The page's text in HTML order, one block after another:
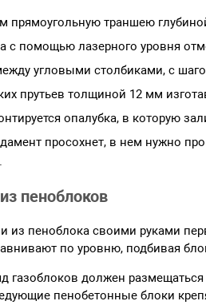
прямоугольную траншею
с помощью лазерного уровня
угловыми столбиками, с
прутьев толщиной 12 мм
опалубка, в которую
просохнет, в нем нужно
пеноблоков
из пеноблока своими руками
по уровню, подбивая
газоблоков должен
пенобетонные блоки